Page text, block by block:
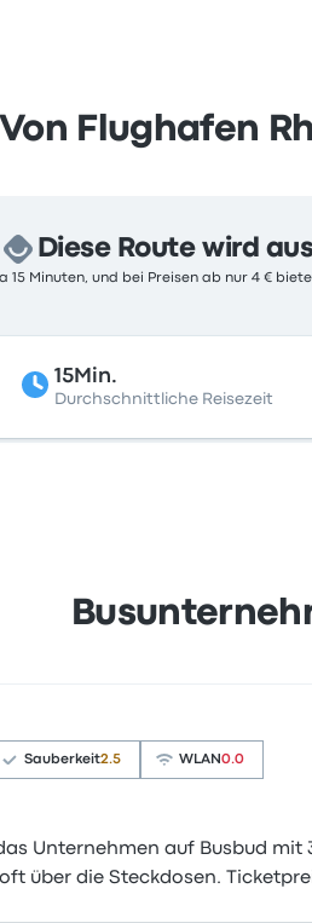
Von Flughafen
Diese Route wird
15 Minuten, und bei Preisen ab nur 4 €
15Min.
Durchschnittliche Reisezeit
Sauberkeit2.5 WLAN 0.0
Unternehmen auf Busbud
über die Steckdosen.